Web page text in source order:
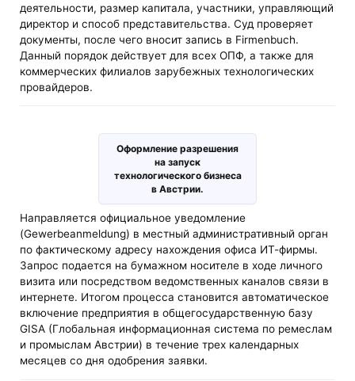
деятельности, размер капитала, участники, управляющий
директор и способ представительства. Суд проверяет
документы, после чего вносит запись в Firmenbuch.
Данный порядок действует для всех ОПФ, а также для
коммерческих филиалов зарубежных технологических
провайдеров.
Оформление разрешения
на запуск
технологического бизнеса
в Австрии.
Направляется официальное уведомление
(Gewerbeanmeldung) в местный административный орган
по фактическому адресу нахождения офиса ИТ-фирмы.
Запрос подается на бумажном носителе в ходе личного
визита или посредством ведомственных каналов связи в
интернете. Итогом процесса становится автоматическое
включение предприятия в общегосударственную базу
GISA (Глобальная информационная система по ремеслам
и промыслам Австрии) в течение трех календарных
месяцев со дня одобрения заявки.